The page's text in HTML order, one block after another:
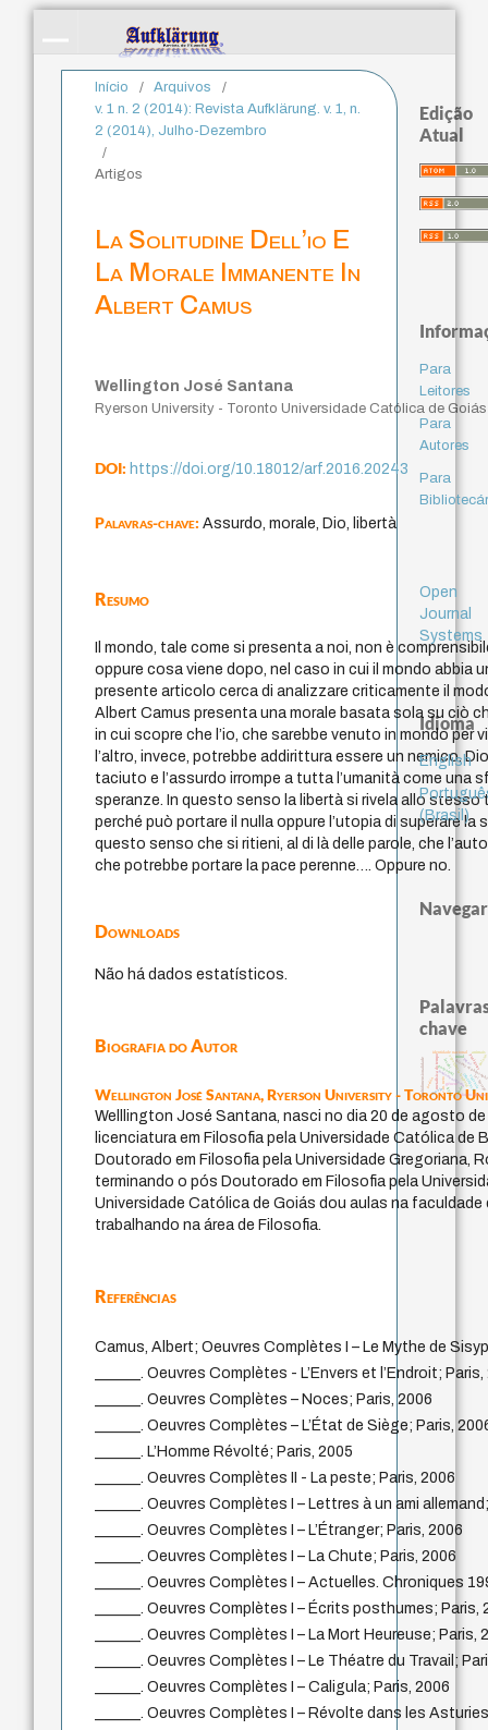
Início / Arquivos
/
v. 1 n. 2 (2014): Revista Aufklärung. v. 1, n.
2 (2014), Julho-Dezembro
/
Artigos
La Solitudine Dell’io E
La Morale Immanente In
Albert Camus
Wellington José Santana
Ryerson University - Toronto Universidade Católica de Goiás
DOI:https://doi.org/10.18012/arf.2016.20243
Palavras-chave:Assurdo, morale, Dio, libertà
Resumo
Il mondo, tale come si presenta a noi, non è
oppure cosa viene dopo, nel caso in cui il mondo abbia
presente articolo cerca di analizzare criticamente il
Albert Camus presenta una morale basata sola su ciò
in cui scopre che l’io, che sarebbe venuto in mondo per
l’altro, invece, potrebbe addirittura essere un nemico.
taciuto e l’assurdo irrompe a tutta l’umanità come una
speranze. In questo senso la libertà si rivela allo stesso
perché può portare il nulla oppure l’utopia di superare la
questo senso che si ritieni, al di là delle parole, che
che potrebbe portare la pace perenne…. Oppure no.
Downloads
Não há dados estatísticos.
Biografia do Autor
Wellington José Santana,Ryerson University - Toronto
Welllington José Santana, nasci no dia 20 de agosto
licenciatura em Filosofia pela Universidade Católica de
Doutorado em Filosofia pela Universidade Gregoriana,
terminando o pós Doutorado em Filosofia pela
Universidade Católica de Goiás dou aulas na faculdade
trabalhando na área de Filosofia.
Referências
Camus, Albert; Oeuvres Complètes I – Le Mythe de
______. Oeuvres Complètes - L’Envers et l’Endroit;
______. Oeuvres Complètes – Noces; Paris, 2006
______. Oeuvres Complètes – L’État de Siège; Paris,
______. L’Homme Révolté; Paris, 2005
______. Oeuvres Complètes II - La peste; Paris, 2006
______. Oeuvres Complètes I – Lettres à un ami
______. Oeuvres Complètes I – L’Étranger; Paris, 2006
______. Oeuvres Complètes I – La Chute; Paris, 2006
______. Oeuvres Complètes I – Actuelles. Chroniques
______. Oeuvres Complètes I – Écrits posthumes; Paris,
______. Oeuvres Complètes I – La Mort Heureuse; Paris,
______. Oeuvres Complètes I – Le Théatre du Travail;
______. Oeuvres Complètes I – Caligula; Paris, 2006
______. Oeuvres Complètes I – Révolte dans les
Edição
Atual
Para
Leitores
Para
Autores
Para
Open
Journal
Systems
Idioma
English
(Brasil)
Navegar
chave
fundamentalismo
jacobi protágoras
experiência temporal
metafísica do tempo género
idadeintolerância
history of
identidade nacional
j.c.m. neto
palavra
perdón
leyes
violencia
guayaquil
logos
direito romano
lei
multidimensionalidade desejo
mind
therapy
animais